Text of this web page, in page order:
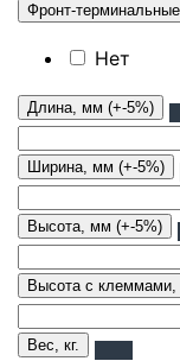
Фронт-терминальные
Нет
Длина, мм (+-5%)
Ширина, мм (+-5%)
Высота, мм (+-5%)
Высота с
Вес, кг.